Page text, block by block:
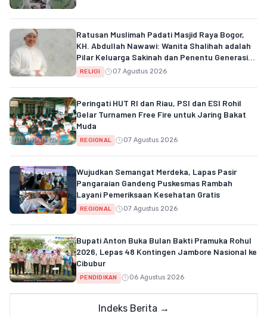
Ratusan Muslimah Padati Masjid Raya Bogor,
KH. Abdullah Nawawi: Wanita Shalihah adalah
Pilar Keluarga Sakinah dan Penentu Generasi
Qur'ani
RELIGI 07 Agustus 2026
Peringati HUT RI dan Riau, PSI dan ESI Rohil
Gelar Turnamen Free Fire untuk Jaring Bakat
Muda
REGIONAL 07 Agustus 2026
Wujudkan Semangat Merdeka, Lapas Pasir
Pangaraian Gandeng Puskesmas Rambah
Layani Pemeriksaan Kesehatan Gratis
REGIONAL 07 Agustus 2026
Bupati Anton Buka Bulan Bakti Pramuka Rohul
2026, Lepas 48 Kontingen Jambore Nasional ke
Cibubur
PENDIDIKAN 06 Agustus 2026
Indeks Berita →